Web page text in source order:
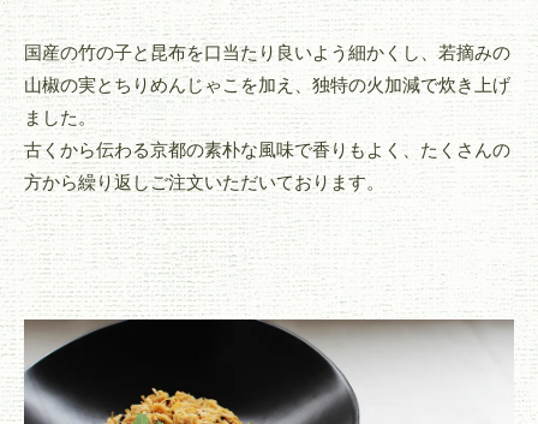
国産の竹の子と昆布を口当たり良いよう細かくし、若摘みの
山椒の実とちりめんじゃこを加え、独特の火加減で炊き上げ
ました。
古くから伝わる京都の素朴な風味で香りもよく、たくさんの
方から繰り返しご注文いただいております。